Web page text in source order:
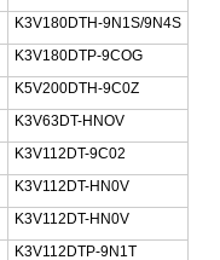
K3V180DTH-9N1S/9N4S
K3V180DTP-9COG
K5V200DTH-9C0Z
K3V63DT-HNOV
K3V112DT-9C02
K3V112DT-HN0V
K3V112DT-HN0V
K3V112DTP-9N1T